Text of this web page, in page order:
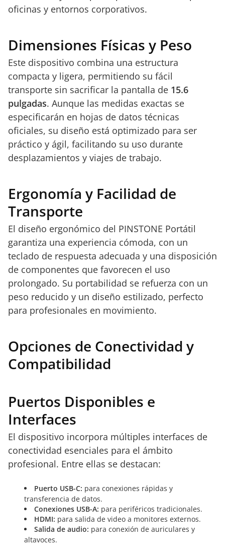
oficinas y entornos corporativos.
Dimensiones Físicas y Peso
Este dispositivo combina una estructura
compacta y ligera, permitiendo su fácil
transporte sin sacrificar la pantalla de 15.6
pulgadas. Aunque las medidas exactas se
especificarán en hojas de datos técnicas
oficiales, su diseño está optimizado para ser
práctico y ágil, facilitando su uso durante
desplazamientos y viajes de trabajo.
Ergonomía y Facilidad de
Transporte
El diseño ergonómico del PINSTONE Portátil
garantiza una experiencia cómoda, con un
teclado de respuesta adecuada y una disposición
de componentes que favorecen el uso
prolongado. Su portabilidad se refuerza con un
peso reducido y un diseño estilizado, perfecto
para profesionales en movimiento.
Opciones de Conectividad y
Compatibilidad
Puertos Disponibles e
Interfaces
El dispositivo incorpora múltiples interfaces de
conectividad esenciales para el ámbito
profesional. Entre ellas se destacan:
Puerto USB-C: para conexiones rápidas y
transferencia de datos.
Conexiones USB-A: para periféricos tradicionales.
HDMI: para salida de video a monitores externos.
Salida de audio: para conexión de auriculares y
altavoces.